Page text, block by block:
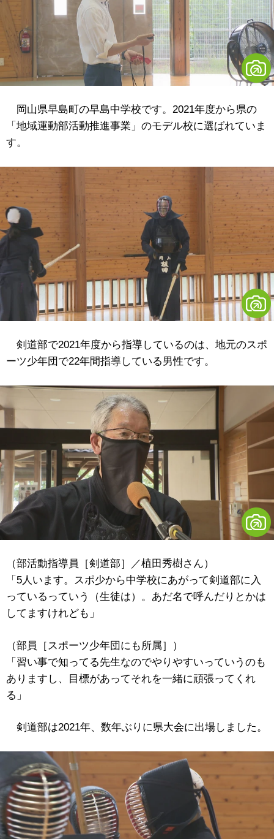
岡山県早島町の早島中学校です。2021年度から県の
「地域運動部活動推進事業」のモデル校に選ばれていま
す。
剣道部で2021年度から指導しているのは、地元のスポ
ーツ少年団で22年間指導している男性です。
（部活動指導員［剣道部］／植田秀樹さん）
「5人います。スポ少から中学校にあがって剣道部に入
っているっていう（生徒は）。あだ名で呼んだりとかは
してますけれども」
（部員［スポーツ少年団にも所属］）
「習い事で知ってる先生なのでやりやすいっていうのも
ありますし、目標があってそれを一緒に頑張ってくれ
る」
剣道部は2021年、数年ぶりに県大会に出場しました。